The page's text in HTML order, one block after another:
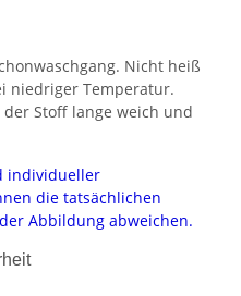
Nicht heiß
niedriger Temperatur.
Stoff lange weich und
individueller
die tatsächlichen
Abbildung abweichen.